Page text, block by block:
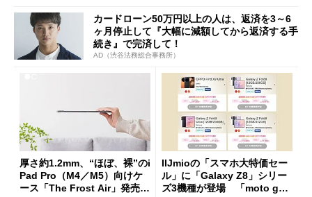
カードローン50万円以上の人は、返済を3～6
ヶ月停止して『大幅に減額してから返済する手
続き』で完済して！
AD（渋谷法務総合事務所）
厚さ約1.2mm、“ほぼ、裸”のi
Pad Pro（M4／M5）向けケ
ース「The Frost Air」発売
IIJmioの「スマホ大特価セー
ル」に「Galaxy Z8」シリー
ズ3機種が登場 「moto g37